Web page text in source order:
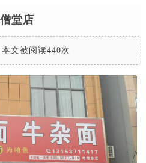
堂店
文被阅读440次